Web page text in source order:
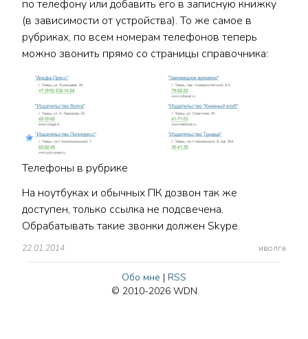
по телефону или добавить его в записную книжку
(в зависимости от устройства). То же самое в
рубриках, по всем номерам телефонов теперь
можно звонить прямо со страницы справочника:
Телефоны в рубрике
На ноутбуках и обычных ПК дозвон так же
доступен, только ссылка не подсвечена.
Обрабатывать такие звонки должен Skype.
22.01.2014 иволга
Обо мне | RSS
© 2010-2026 WDN